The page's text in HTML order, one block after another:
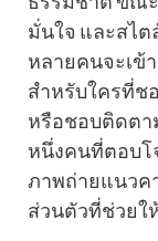
มั่นใจ และสไ
หลายคนจะเข้
สำหรับใครที่ช
หรือชอบติดต
หนึ่งคนที่ตอบโ
ภาพถ่ายแนวค
ส่วนตัวที่ช่วยใ